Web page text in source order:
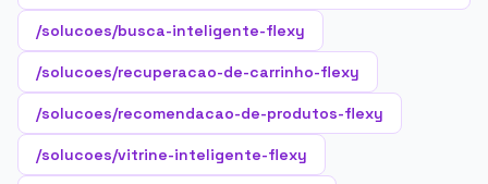
/solucoes/busca-inteligente-flexy
/solucoes/recuperacao-de-carrinho-flexy
/solucoes/recomendacao-de-produtos-flexy
/solucoes/vitrine-inteligente-flexy